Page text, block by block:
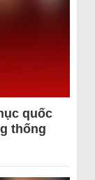
quốc
thống